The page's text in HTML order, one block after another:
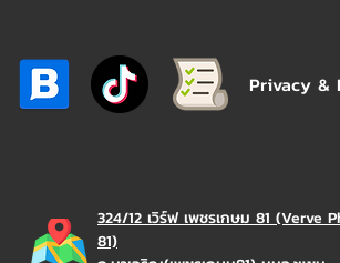
Privacy &
324/12 เวิร์ฟ เพชรเกษม 81 (Verve
81)